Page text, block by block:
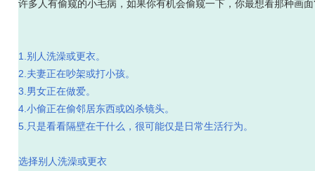
许多人有偷窥的小毛病，如果你有机会偷窥一下，你最想看那种画
1.别人洗澡或更衣。
2.夫妻正在吵架或打小孩。
3.男女正在做爱。
4.小偷正在偷邻居东西或凶杀镜头。
5.只是看看隔壁在干什么，很可能仅是日常生活行为。
选择别人洗澡或更衣